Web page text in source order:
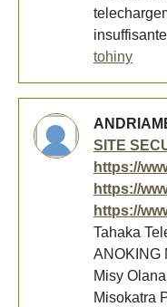
tohiny
SITE
https://
https://
https://
Tahaka
ANOKING
Misy
Misokatra